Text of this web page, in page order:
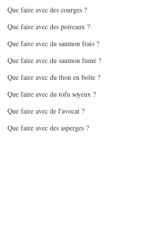
Que faire avec des courges ?
Que faire avec des poireaux ?
Que faire avec du saumon frais ?
Que faire avec du saumon fumé ?
Que faire avec du thon en boîte ?
Que faire avec du tofu soyeux ?
Que faire avec de l'avocat ?
Que faire avec des asperges ?